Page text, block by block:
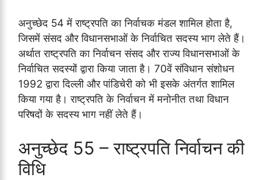
अनुच्छेद 54 में राष्ट्रपति का निर्वाचक मंडल शामिल होता है,
जिसमें संसद और विधानसभाओं के निर्वाचित सदस्य भाग लेते हैं।
अर्थात राष्ट्रपति का निर्वाचन संसद और राज्य विधानसभाओं के
निर्वाचित सदस्यों द्वारा किया जाता है। 70वें संविधान संशोधन
1992 द्वारा दिल्ली और पांडिचेरी को भी इसके अंतर्गत शामिल
किया गया है। राष्ट्रपति के निर्वाचन में मनोनीत तथा विधान
परिषदों के सदस्य भाग नहीं लेते हैं।
अनुच्छेद 55 – राष्ट्रपति निर्वाचन की
विधि